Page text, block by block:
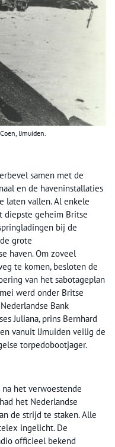
IJmuiden.
samen met de
en de haveninstallaties
laten vallen. Al enkele
diepste geheim Britse
bij de
grote
haven. Om zoveel
te komen, besloten de
van het sabotageplan
werd onder Britse
Bank
Juliana, prins Bernhard
vanuit IJmuiden veilig de
torpedobootjager.
het verwoestende
het Nederlandse
de strijd te staken. Alle
ingelicht. De
officieel bekend